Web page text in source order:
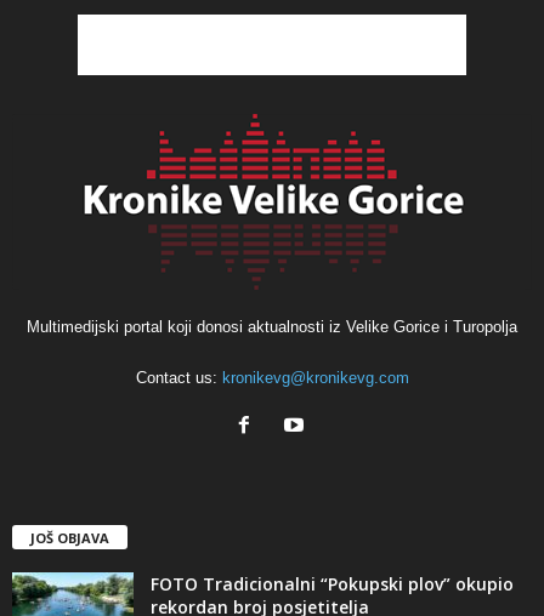
Multimedijski portal koji donosi aktualnosti iz Velike Gorice i Turopolja
Contact us: kronikevg@kronikevg.com
JOŠ OBJAVA
FOTO Tradicionalni “Pokupski plov” okupio
rekordan broj posjetitelja